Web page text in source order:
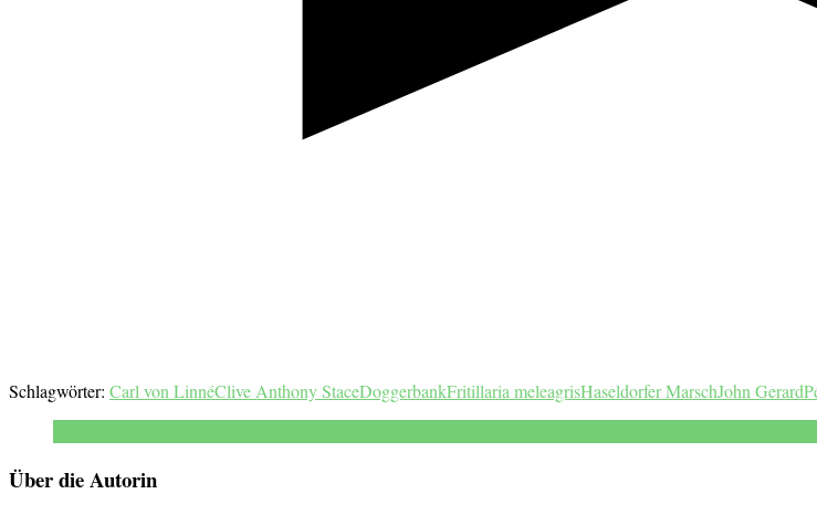
Schlagwörter: Carl von LinnéClive Anthony StaceDoggerbankFritillaria meleagrisHaseldorfer MarschJohn Gerard
Über die Autorin